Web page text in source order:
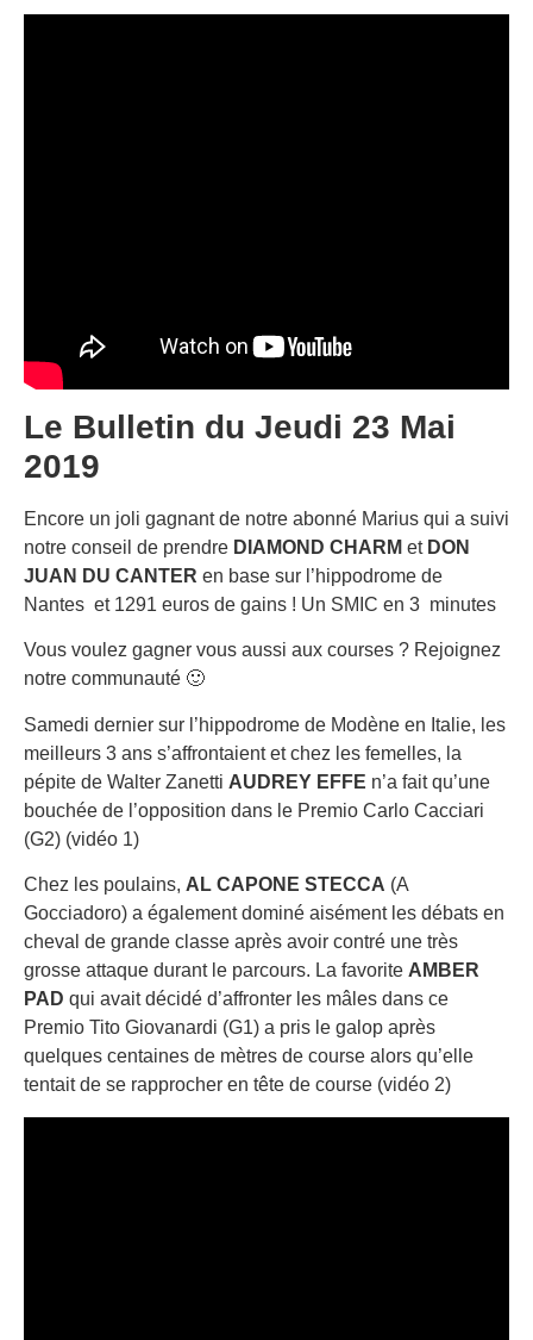
Le Bulletin du Jeudi 23 Mai
2019
Encore un joli gagnant de notre abonné Marius qui a suivi
notre conseil de prendre DIAMOND CHARM et DON
JUAN DU CANTER en base sur l’hippodrome de
Nantes et 1291 euros de gains ! Un SMIC en 3 minutes
Vous voulez gagner vous aussi aux courses ? Rejoignez
notre communauté 🙂
Samedi dernier sur l’hippodrome de Modène en Italie, les
meilleurs 3 ans s’affrontaient et chez les femelles, la
pépite de Walter Zanetti AUDREY EFFE n’a fait qu’une
bouchée de l’opposition dans le Premio Carlo Cacciari
(G2) (vidéo 1)
Chez les poulains, AL CAPONE STECCA (A
Gocciadoro) a également dominé aisément les débats en
cheval de grande classe après avoir contré une très
grosse attaque durant le parcours. La favorite AMBER
PAD qui avait décidé d’affronter les mâles dans ce
Premio Tito Giovanardi (G1) a pris le galop après
quelques centaines de mètres de course alors qu’elle
tentait de se rapprocher en tête de course (vidéo 2)